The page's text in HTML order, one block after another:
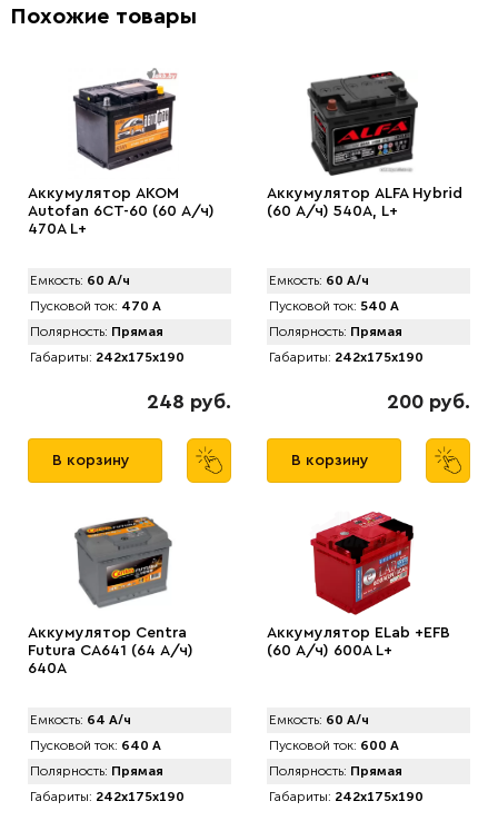
Похожие товары
Аккумулятор AKOM
Autofan 6СТ-60 (60 А/ч)
470А L+
Емкость: 60 А/ч
Пусковой ток: 470 А
Полярность: Прямая
Габариты: 242x175x190
248 руб.
В корзину
Аккумулятор ALFA Hybrid
(60 А/ч) 540A, L+
Емкость: 60 А/ч
Пусковой ток: 540 А
Полярность: Прямая
Габариты: 242x175x190
200 руб.
В корзину
Аккумулятор Centra
Futura CA641 (64 А/ч)
640A
Емкость: 64 А/ч
Пусковой ток: 640 А
Полярность: Прямая
Габариты: 242x175x190
Аккумулятор ELab +EFB
(60 А/ч) 600A L+
Емкость: 60 А/ч
Пусковой ток: 600 А
Полярность: Прямая
Габариты: 242x175x190